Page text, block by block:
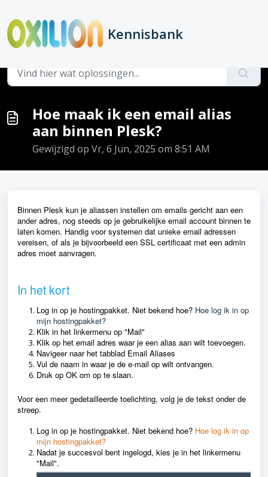
Kennisbank
Hoofdpagina ...
Hoe maak ik een email alias
aan binnen Plesk?
Gewijzigd op Vr, 6 Jun, 2025 om 8:51 AM
Binnen Plesk kun je aliassen instellen om emails gericht aan een
ander adres, nog steeds op je gebruikelijke email account binnen te
laten komen. Handig voor systemen dat unieke email adressen
vereisen, of als je bijvoorbeeld een SSL certificaat met een admin
adres moet aanvragen.
In het kort
Log in op je hostingpakket. Niet bekend hoe? Hoe log ik in op
mijn hostingpakket?
Klik in het linkermenu op "Mail"
Klik op het email adres waar je een alias aan wilt toevoegen.
Navigeer naar het tabblad Email Aliases
Vul de naam in waar je de e-mail op wilt ontvangen.
Druk op OK om op te slaan.
Voor een meer gedetailleerde toelichting, volg je de tekst onder de
streep.
Log in op je hostingpakket. Niet bekend hoe? Hoe log ik in op
mijn hostingpakket?
Nadat je succesvol bent ingelogd, kies je in het linkermenu
"Mail".